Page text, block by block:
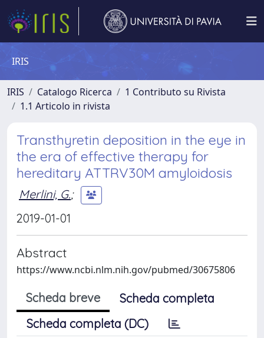
IRIS
IRIS Catalogo Ricerca
1 Contributo su Rivista
1.1 Articolo in rivista
Transthyretin deposition in the eye in
the era of effective therapy for
hereditary ATTRV30M amyloidosis
Merlini, G.;
2019-01-01
Abstract
https://www.ncbi.nlm.nih.gov/pubmed/30675806
Scheda breve
Scheda completa
Scheda completa (DC)